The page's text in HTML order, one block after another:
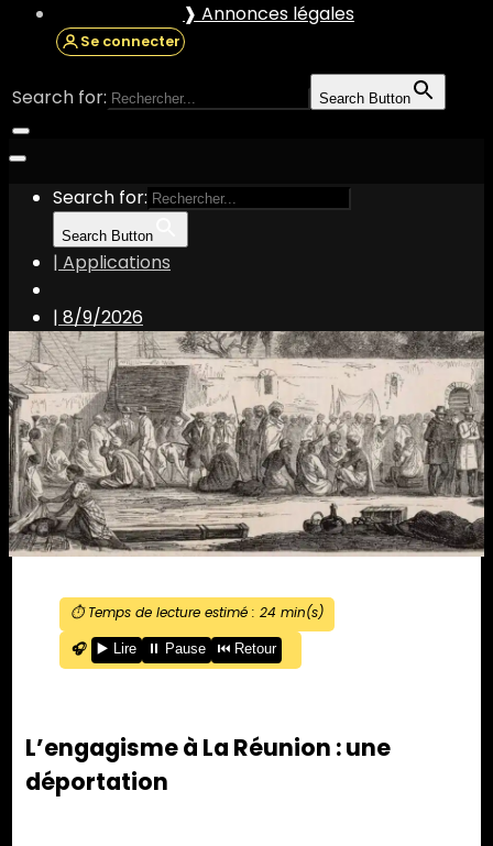
❱ Annonces légales
Se connecter
Search for: Search Button
Search for:
Search Button
| Applications
| 8/9/2026
⏱️ Temps de lecture estimé : 24 min(s)
🎧
▶️ Lire ⏸️ Pause ⏮️ Retour
L’engagisme à La Réunion : une
déportation